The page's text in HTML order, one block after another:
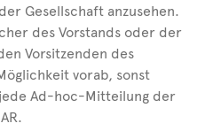
Gesellschaft anzusehen.
des Vorstands oder der
Vorsitzenden des
vorab, sonst
Ad-hoc-Mitteilung der